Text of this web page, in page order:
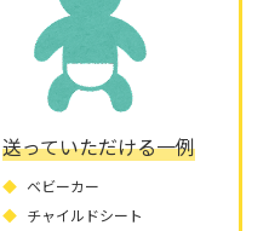
送っていただける一例
ベビーカー
チャイルドシート